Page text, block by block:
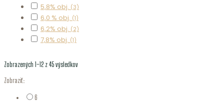
5,8% obj. (3)
6,0 % obj. (1)
6,2% obj. (2)
7,8% obj. (1)
Zobrazených 1–12 z 45 výsledkov
Zobraziť:
6